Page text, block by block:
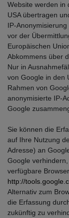
Website werden in
USA übertragen
IP-
vor der
Europäischen
Abkommens über
Nur in
von Google in den
Rahmen von
anonymisierte IP-
Google
Sie können die
auf Ihre Nutzung
Adresse) an
Google
verfügbare
http://
Alternativ zum
die Erfassung
zukünftig zu